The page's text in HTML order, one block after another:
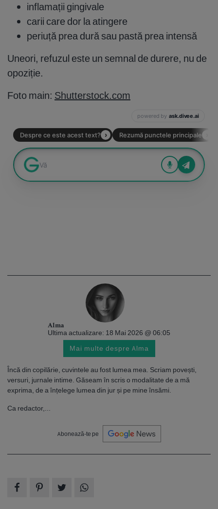
inflamații gingivale
carii care dor la atingere
periuță prea dură sau pastă prea intensă
Uneori, refuzul este un semnal de durere, nu de
opoziție.
Foto main: Shutterstock.com
Alma
Ultima actualizare: 18 Mai 2026 @ 06:05
Mai multe despre Alma
Încă din copilărie, cuvintele au fost lumea mea. Scriam povești,
versuri, jurnale intime. Găseam în scris o modalitate de a mă
exprima, de a înțelege lumea din jur și pe mine însămi.
Ca redactor,...
Abonează-te pe